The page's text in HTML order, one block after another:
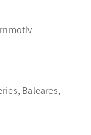
Baleares,